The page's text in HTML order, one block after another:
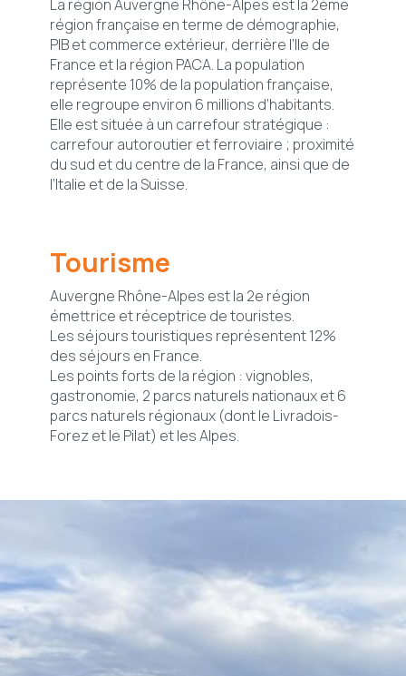
La région Auvergne Rhône-Alpes est la 2ème
région française en terme de démographie,
PIB et commerce extérieur, derrière l’Ile de
France et la région PACA. La population
représente 10% de la population française,
elle regroupe environ 6 millions d’habitants.
Elle est située à un carrefour stratégique :
carrefour autoroutier et ferroviaire ; proximité
du sud et du centre de la France, ainsi que de
l’Italie et de la Suisse.
Tourisme
Auvergne Rhône-Alpes est la 2e région
émettrice et réceptrice de touristes.
Les séjours touristiques représentent 12%
des séjours en France.
Les points forts de la région : vignobles,
gastronomie, 2 parcs naturels nationaux et 6
parcs naturels régionaux (dont le Livradois-
Forez et le Pilat) et les Alpes.